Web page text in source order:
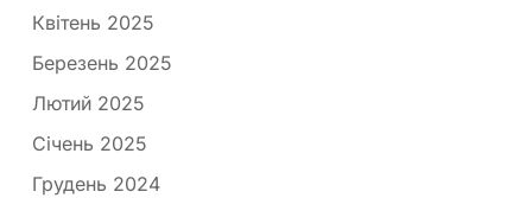
Квітень 2025
Березень 2025
Лютий 2025
Січень 2025
Грудень 2024